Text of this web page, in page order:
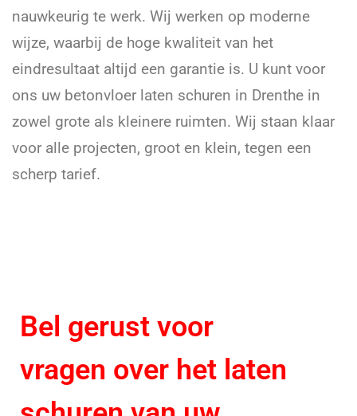
nauwkeurig te werk. Wij werken op moderne
wijze, waarbij de hoge kwaliteit van het
eindresultaat altijd een garantie is. U kunt voor
ons uw betonvloer laten schuren in Drenthe in
zowel grote als kleinere ruimten. Wij staan klaar
voor alle projecten, groot en klein, tegen een
scherp tarief.
Bel gerust voor
vragen over het laten